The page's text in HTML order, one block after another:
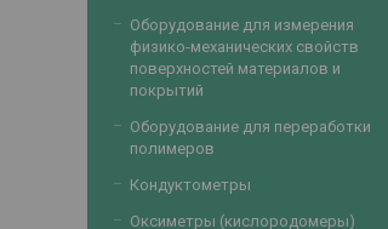
Оборудование для измерения
физико-механических свойств
поверхностей материалов и
покрытий
Оборудование для переработки
полимеров
Кондуктометры
Оксиметры (кислородомеры)